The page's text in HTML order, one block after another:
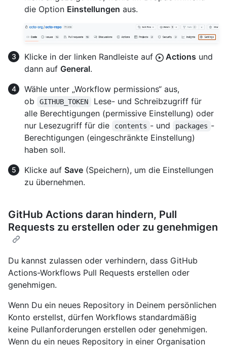
die Option Einstellungen aus.
Klicke in der linken Randleiste auf Actions und
dann auf General.
Wähle unter „Workflow permissions“ aus,
ob
GITHUB_TOKEN
Lese- und Schreibzugriff für
alle Berechtigungen (permissive Einstellung) oder
nur Lesezugriff für die
contents - und packages -
Berechtigungen (eingeschränkte Einstellung)
haben soll.
Klicke auf Save (Speichern), um die Einstellungen
zu übernehmen.
GitHub Actions daran hindern, Pull
Requests zu erstellen oder zu genehmigen
Du kannst zulassen oder verhindern, dass GitHub
Actions-Workflows Pull Requests erstellen oder
genehmigen.
Wenn Du ein neues Repository in Deinem persönlichen
Konto erstellst, dürfen Workflows standardmäßig
keine Pullanforderungen erstellen oder genehmigen.
Wenn du ein neues Repository in einer Organisation